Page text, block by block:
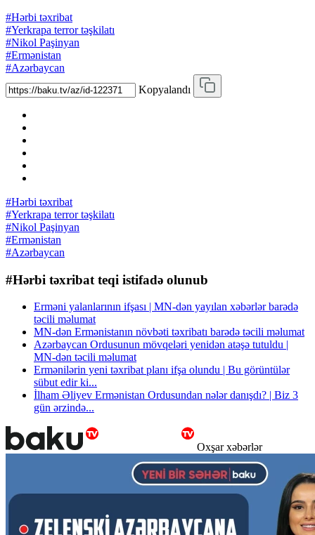
#Hərbi təxribat
#Yerkrapa terror təşkilatı
#Nikol Paşinyan
#Ermənistan
#Azərbaycan
Kopyalandı
#Hərbi təxribat
#Yerkrapa terror təşkilatı
#Nikol Paşinyan
#Ermənistan
#Azərbaycan
#Hərbi təxribat teqi istifadə olunub
Erməni yalanlarının ifşası | MN-dən yayılan xəbərlər barədə
təcili məlumat
MN-dən Ermənistanın növbəti təxribatı barədə təcili məlumat
Azərbaycan Ordusunun mövqeləri yenidən atəşə tutuldu |
MN-dən təcili məlumat
Ermənilərin yeni təxribat planı ifşa olundu | Bu görüntülər
sübut edir ki...
İlham Əliyev Ermənistan Ordusundan nələr danışdı? | Biz 3
gün ərzində...
Oxşar xəbərlər